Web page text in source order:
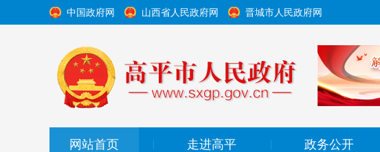
中国政府网 山西省人民政府网 晋城市人民政府网
网站首页 走进高平 政务公开